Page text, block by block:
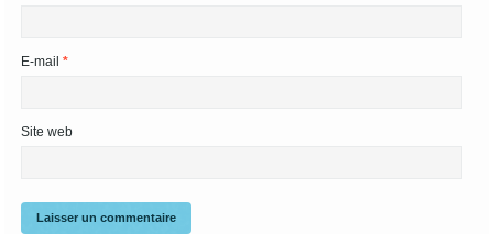
E-mail*
Site web